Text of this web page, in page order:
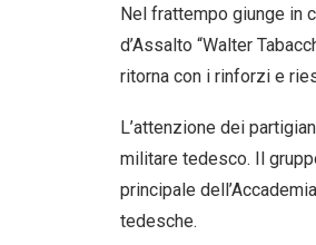
Nel frattempo giunge in
d’Assalto “Walter
ritorna con i rinforzi e
L’attenzione dei
militare tedesco. Il
principale
tedesche.